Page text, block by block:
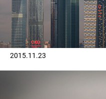
2015.11.23